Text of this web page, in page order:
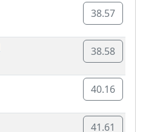
38.57
38.58
40.16
41.61